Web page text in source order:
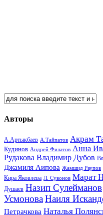
Авторы
А.Артыкбаев А.Тайпатов Акрам
Кудинов Андрей Филатов Анна
Рудакова Владимир Дубов
Джамиля Аипова Жамшид Раупов
Кира Яковлева Л. Сувонов Марат
Душаев Назип Сулейманов
УсмоноваНаиля
Петрачкова Наталья